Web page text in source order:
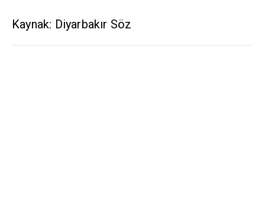
Kaynak: Diyarbakır Söz